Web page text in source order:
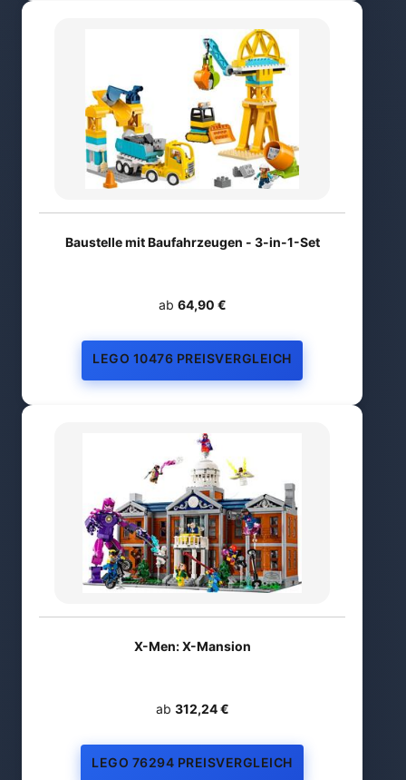
Baustelle mit Baufahrzeugen - 3-in-1-Set
ab 64,90 €
LEGO 10476 PREISVERGLEICH
X-Men: X-Mansion
ab 312,24 €
LEGO 76294 PREISVERGLEICH